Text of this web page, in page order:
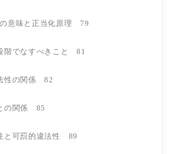
意味と正当化原理 79
でなすべきこと 81
性の関係 82
の関係 85
可罰的違法性 89